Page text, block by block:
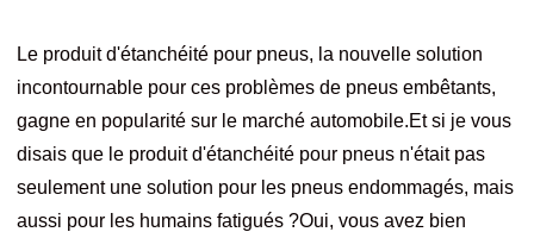
Le produit d'étanchéité pour pneus, la nouvelle solution
incontournable pour ces problèmes de pneus embêtants,
gagne en popularité sur le marché automobile.Et si je vous
disais que le produit d'étanchéité pour pneus n'était pas
seulement une solution pour les pneus endommagés, mais
aussi pour les humains fatigués ?Oui, vous avez bien